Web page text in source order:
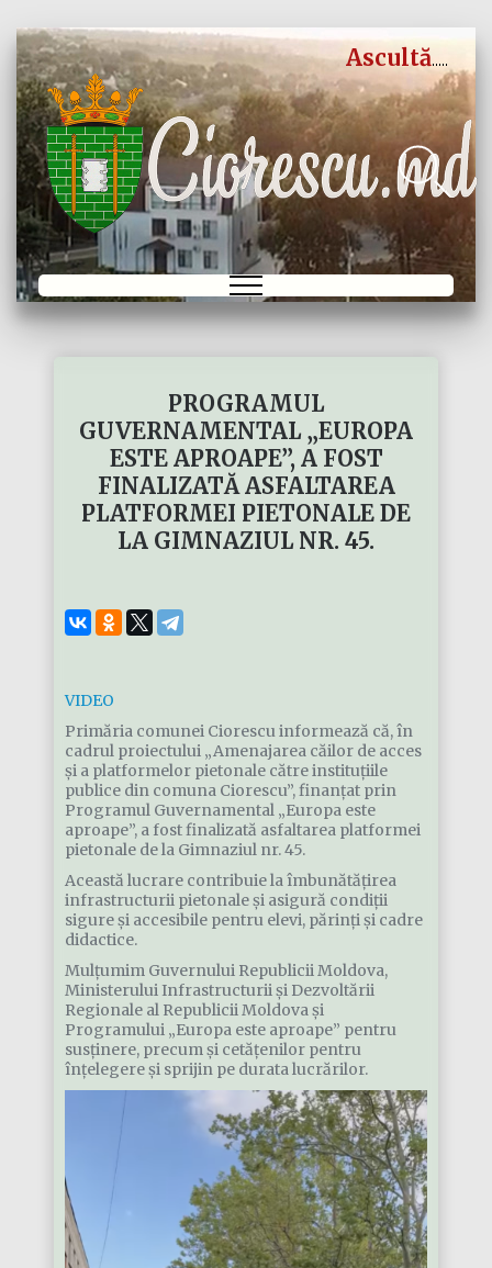
Ascultă
PROGRAMUL
GUVERNAMENTAL „EUROPA
ESTE APROAPE”, A FOST
FINALIZATĂ ASFALTAREA
PLATFORMEI PIETONALE DE
LA GIMNAZIUL NR. 45.
VIDEO
Primăria comunei Ciorescu informează că, în
cadrul proiectului „Amenajarea căilor de acces
și a platformelor pietonale către instituțiile
publice din comuna Ciorescu”, finanțat prin
Programul Guvernamental „Europa este
aproape”, a fost finalizată asfaltarea platformei
pietonale de la Gimnaziul nr. 45.
Această lucrare contribuie la îmbunătățirea
infrastructurii pietonale și asigură condiții
sigure și accesibile pentru elevi, părinți și cadre
didactice.
Mulțumim Guvernului Republicii Moldova,
Ministerului Infrastructurii și Dezvoltării
Regionale al Republicii Moldova și
Programului „Europa este aproape” pentru
susținere, precum și cetățenilor pentru
înțelegere și sprijin pe durata lucrărilor.